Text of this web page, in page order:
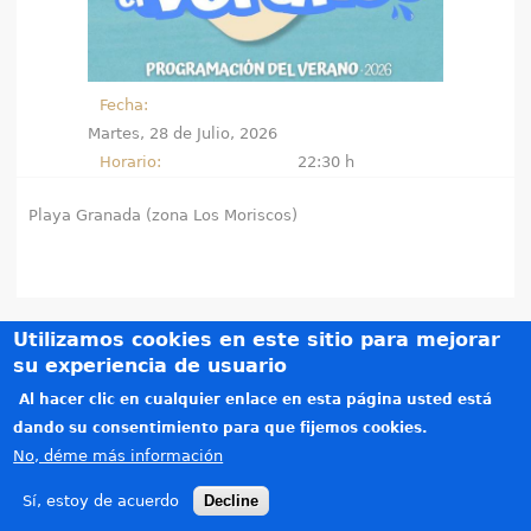
a
t
e
d
a
Fecha:
Martes, 28 de Julio, 2026
Horario:
22:30 h
Playa Granada (zona Los Moriscos)
Créditos
Teléfonos de interés
Política de privacidad
Aviso legal
Copyright © 2015-2026. Todos los derechos reservados. Diseñado por
Utilizamos cookies en este sitio para mejorar
su experiencia de usuario
Al hacer clic en cualquier enlace en esta página usted está
dando su consentimiento para que fijemos cookies.
No, déme más información
Sí, estoy de acuerdo Decline